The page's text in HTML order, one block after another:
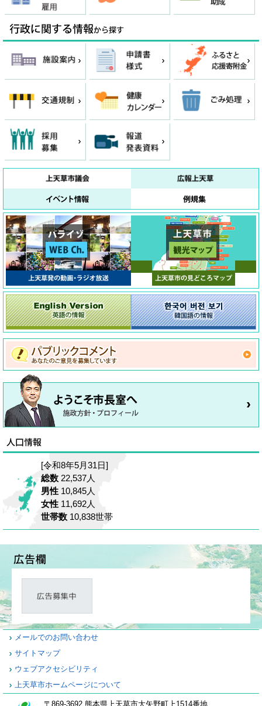
[令和8年5月31日]
総数 22,537人
男性 10,845人
女性 11,692人
世帯数 10,838世帯
メールでのお問い合わせ
サイトマップ
ウェブアクセシビリティ
上天草市ホームページについて